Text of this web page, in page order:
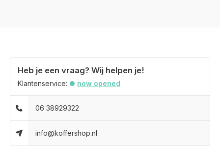
Heb je een vraag? Wij helpen je!
Klantenservice: now opened
06 38929322
info@koffershop.nl